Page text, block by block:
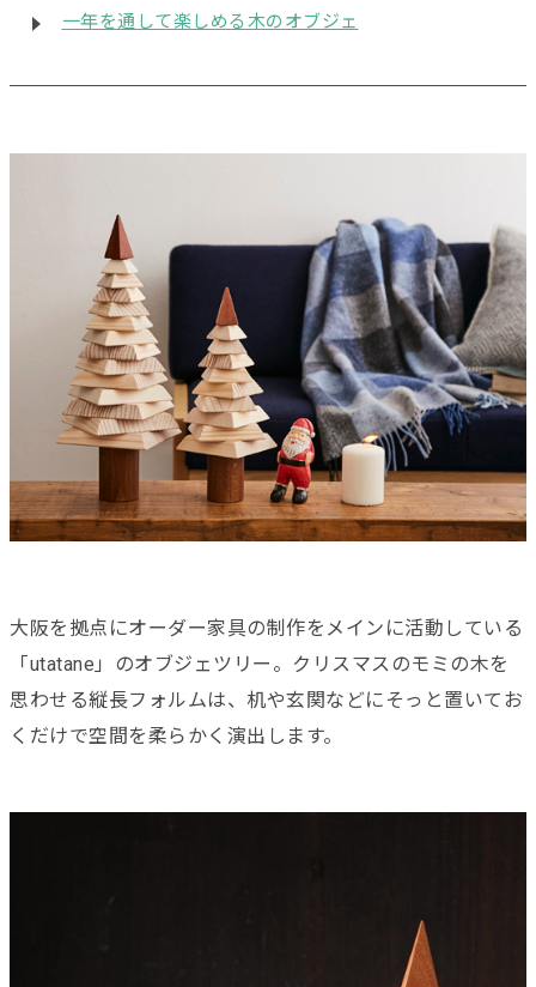
一年を通して楽しめる木のオブジェ
大阪を拠点にオーダー家具の制作をメインに活動している
「utatane」のオブジェツリー。クリスマスのモミの木を
思わせる縦長フォルムは、机や玄関などにそっと置いてお
くだけで空間を柔らかく演出します。